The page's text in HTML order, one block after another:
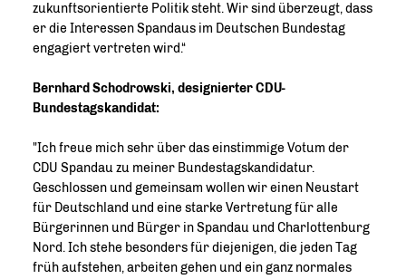
zukunftsorientierte Politik steht. Wir sind überzeugt, dass
er die Interessen Spandaus im Deutschen Bundestag
engagiert vertreten wird.“
Bernhard Schodrowski, designierter CDU-
Bundestagskandidat:
"Ich freue mich sehr über das einstimmige Votum der
CDU Spandau zu meiner Bundestagskandidatur.
Geschlossen und gemeinsam wollen wir einen Neustart
für Deutschland und eine starke Vertretung für alle
Bürgerinnen und Bürger in Spandau und Charlottenburg
Nord. Ich stehe besonders für diejenigen, die jeden Tag
früh aufstehen, arbeiten gehen und ein ganz normales